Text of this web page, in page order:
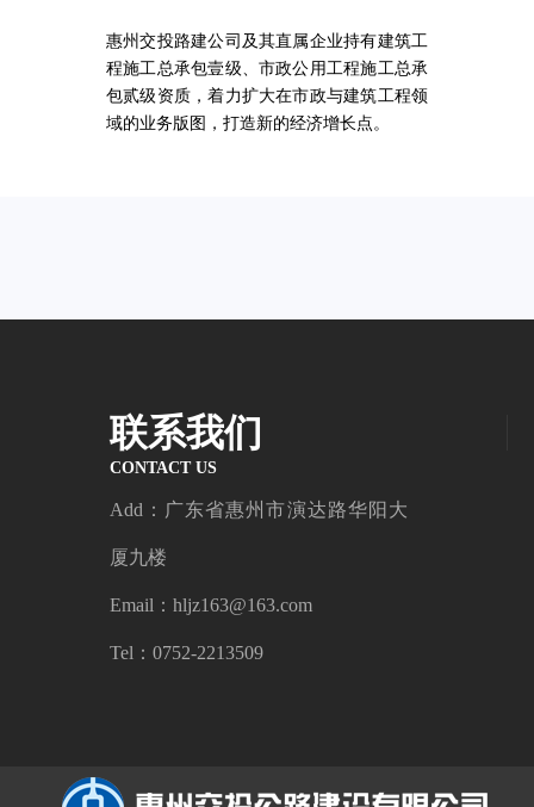
惠州交投路建公司及其直属企业持有建筑工
程施工总承包壹级、市政公用工程施工总承
包贰级资质，着力扩大在市政与建筑工程领
域的业务版图，打造新的经济增长点。
联系我们
CONTACT US
Add：广东省惠州市演达路华阳大
厦九楼
Email：hljz163@163.com
Tel：0752-2213509